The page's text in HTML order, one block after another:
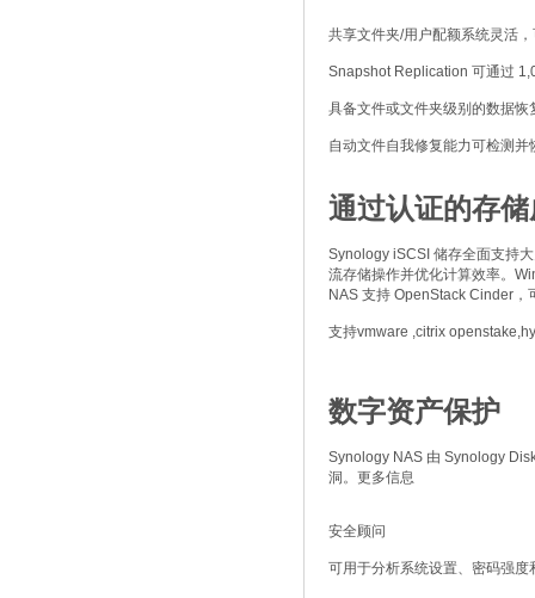
共享文件夹/用户配额系统灵活
Snapshot Replication 可通过
具备文件或文件夹级别的数据
自动文件自我修复能力可检测
通过认证的存
Synology iSCSI 储存全面支持
流存储操作并优化计算效率。
NAS 支持 OpenStack Cinder，
支持vmware ,citrix
数字资产保护
Synology NAS 由 Synology
洞。更多信息
安全顾问
可用于分析系统设置、密码强